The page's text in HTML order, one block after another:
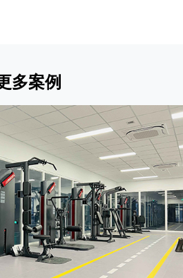
多案例